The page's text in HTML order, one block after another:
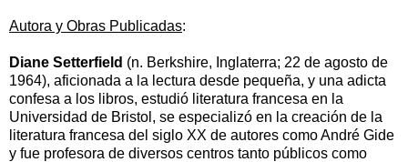
Autora y Obras Publicadas:
Diane Setterfield (n. Berkshire, Inglaterra; 22 de agosto de
1964), aficionada a la lectura desde pequeña, y una adicta
confesa a los libros, estudió literatura francesa en la
Universidad de Bristol , se especializó en la creación de la
literatura francesa del siglo XX de autores comoAndré Gide
y fue profesora de diversos centros tanto públicos como